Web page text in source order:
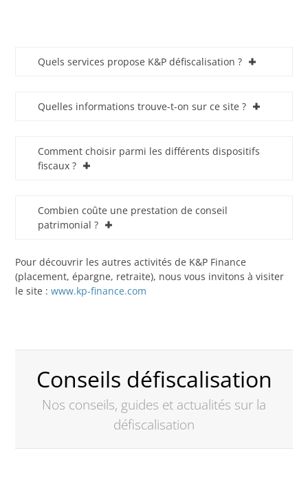
Quels services propose K&P défiscalisation ?
Quelles informations trouve-t-on sur ce site ?
Comment choisir parmi les différents dispositifs
fiscaux ?
Combien coûte une prestation de conseil
patrimonial ?
Pour découvrir les autres activités de K&P Finance
(placement, épargne, retraite), nous vous invitons à visiter
le site :www.kp-finance.com
Conseils défiscalisation
Nos conseils, guides et actualités sur la
défiscalisation